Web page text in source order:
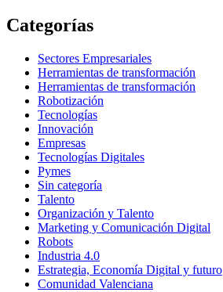
Categorías
Sectores Empresariales
Herramientas de transformación
Herramientas de transformación
Robotización
Tecnologías
Innovación
Empresas
Tecnologías Digitales
Pymes
Sin categoría
Talento
Organización y Talento
Marketing y Comunicación Digital
Robots
Industria 4.0
Estrategia, Economía Digital y futuro
Comunidad Valenciana